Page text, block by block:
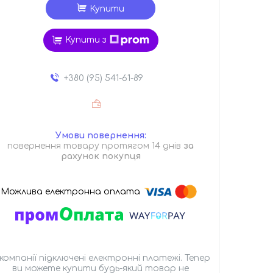
Купити
Купити з
+380 (95) 541-61-89
повернення товару протягом 14 днів за
рахунок покупця
підключені електронні платежі. Тепер
ви можете купити будь-який товар не